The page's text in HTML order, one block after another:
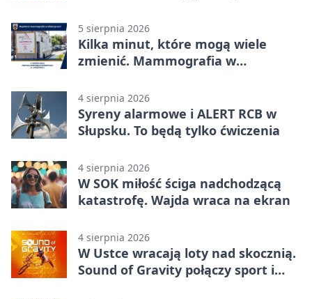
5 sierpnia 2026
Kilka minut, które mogą wiele
zmienić. Mammografia w
4 sierpnia 2026
Syreny alarmowe i ALERT RCB w
Słupsku. To będą tylko ćwiczenia
4 sierpnia 2026
W SOK miłość ściga nadchodzącą
katastrofę. Wajda wraca na ekran
4 sierpnia 2026
W Ustce wracają loty nad skocznią.
Sound of Gravity połączy sport i